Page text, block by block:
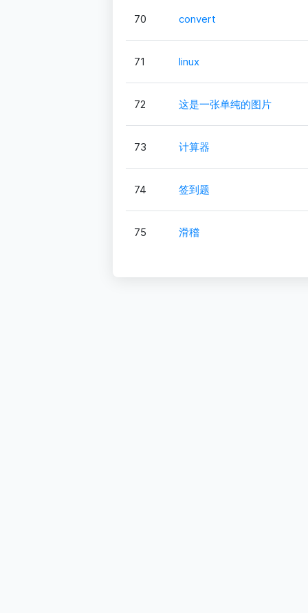
70 convert
71 linux
72 这是一张单纯的图片
73 计算器
74 签到题
75 滑稽